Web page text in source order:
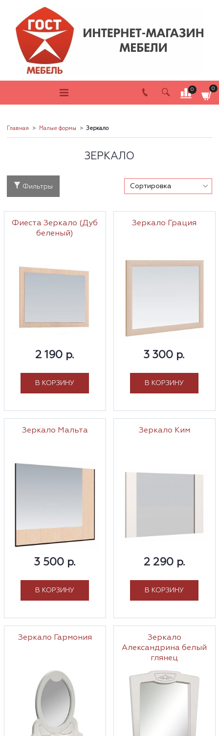
0 0
Главная Малые формы Зеркало
ЗЕРКАЛО
Фильтры
Фиеста Зеркало (Дуб
беленый)
2 190 р.
В КОРЗИНУ
Зеркало Грация
3 300 р.
В КОРЗИНУ
Зеркало Мальта
3 500 р.
В КОРЗИНУ
Зеркало Ким
2 290 р.
В КОРЗИНУ
Зеркало Гармония
Зеркало
Александрина белый
глянец